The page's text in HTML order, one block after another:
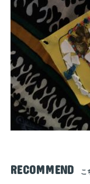
RECOMMEND